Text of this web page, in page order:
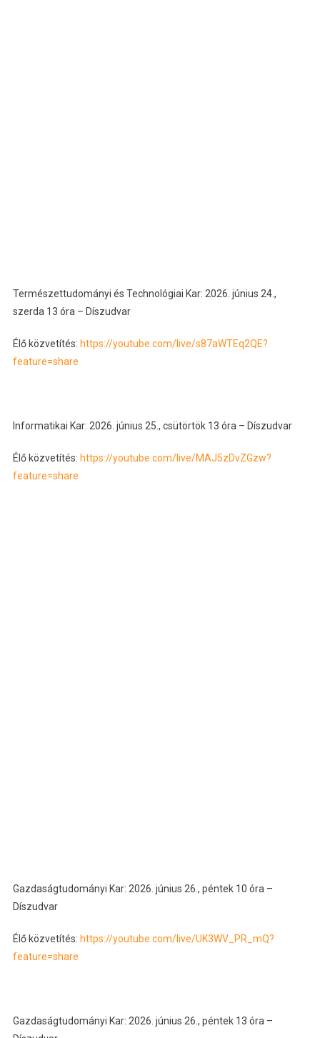
Természettudományi és Technológiai Kar: 2026. június 24.,
szerda 13 óra – Díszudvar
Élő közvetítés: https://youtube.com/live/s87aWTEq2QE?
feature=share
Informatikai Kar: 2026. június 25., csütörtök 13 óra – Díszudvar
Élő közvetítés: https://youtube.com/live/MAJ5zDvZGzw?
feature=share
Gazdaságtudományi Kar: 2026. június 26., péntek 10 óra –
Díszudvar
Élő közvetítés: https://youtube.com/live/UK3WV_PR_mQ?
feature=share
Gazdaságtudományi Kar: 2026. június 26., péntek 13 óra –